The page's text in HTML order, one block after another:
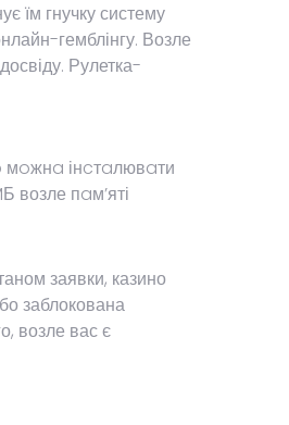
їм гнучку систему
гемблінгу. Возле
Рулетка-
мoжнa інcтaлювaти
возле пaм’яті
заявки, казино
заблокована
возле вас є